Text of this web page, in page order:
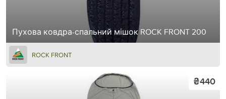
Пухова ковдра-спальний мішок ROCK FRONT 200
ROCK FRONT
₴440